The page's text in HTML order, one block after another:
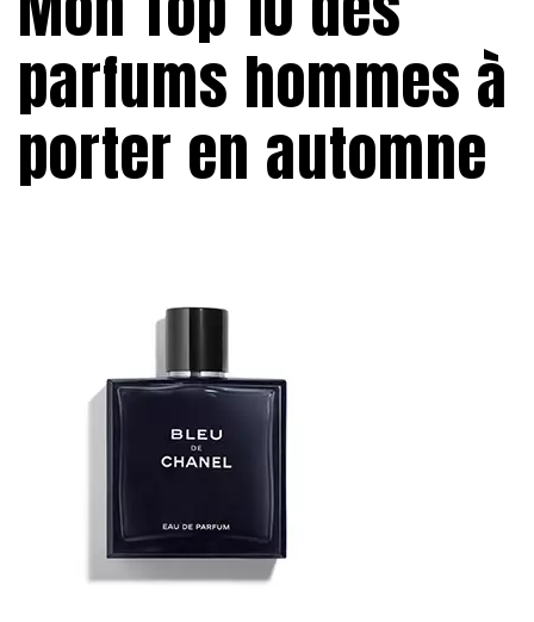
parfums hommes à
porter en automne